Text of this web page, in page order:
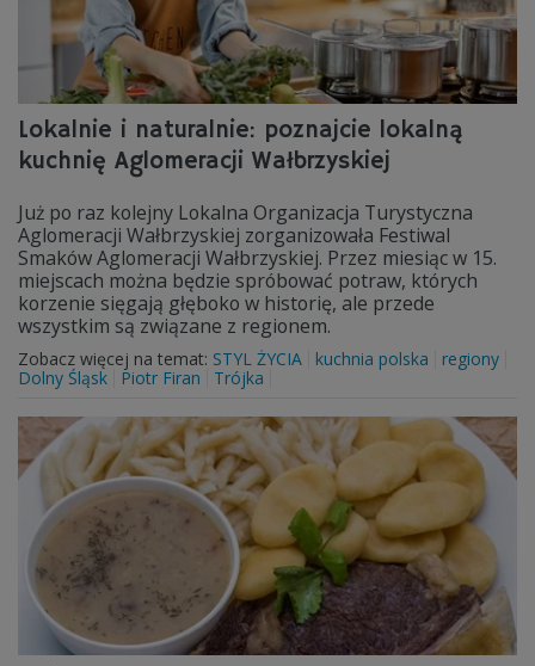
Lokalnie i naturalnie: poznajcie lokalną
kuchnię Aglomeracji Wałbrzyskiej
Już po raz kolejny Lokalna Organizacja Turystyczna
Aglomeracji Wałbrzyskiej zorganizowała Festiwal
Smaków Aglomeracji Wałbrzyskiej. Przez miesiąc w 15.
miejscach można będzie spróbować potraw, których
korzenie sięgają głęboko w historię, ale przede
wszystkim są związane z regionem.
Zobacz więcej na temat: STYL ŻYCIA kuchnia polska
regiony
Dolny Śląsk
Piotr Firan Trójka